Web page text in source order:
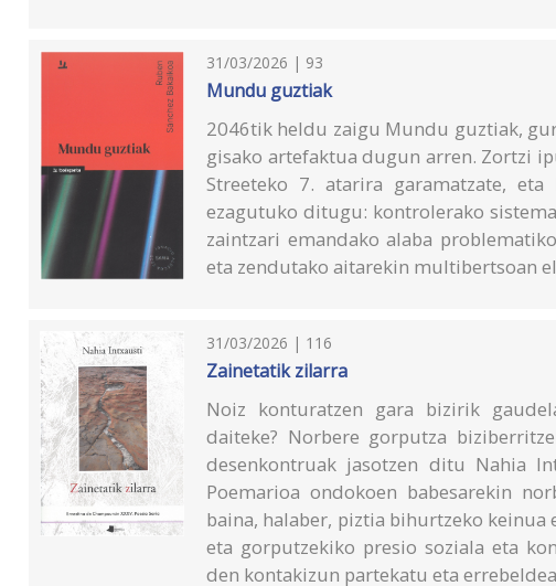
31/03/2026 | 93
Mundu guztiak
2046tik heldu zaigu Mundu guztiak,
gisako artefaktua dugun arren. Zortzi
Streeteko 7. atarira garamatzate,
ezagutuko ditugu: kontrolerako
zaintzari emandako alaba
eta zendutako aitarekin multibertsoan
31/03/2026 | 116
Zainetatik zilarra
Noiz konturatzen gara bizirik
daiteke? Norbere gorputza
desenkontruak jasotzen ditu Nahia
Poemarioa ondokoen babesarekin
baina, halaber, piztia bihurtzeko
eta gorputzekiko presio soziala eta
den kontakizun partekatu eta